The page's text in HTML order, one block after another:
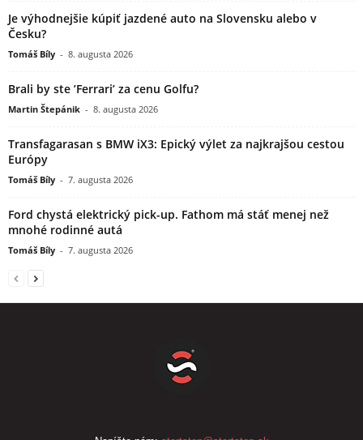
Je výhodnejšie kúpiť jazdené auto na Slovensku alebo v
Česku?
Tomáš Bíly - 8. augusta 2026
Brali by ste ’Ferrari’ za cenu Golfu?
Martin Štepánik - 8. augusta 2026
Transfagarasan s BMW iX3: Epický výlet za najkrajšou cestou
Európy
Tomáš Bíly - 7. augusta 2026
Ford chystá elektrický pick-up. Fathom má stáť menej než
mnohé rodinné autá
Tomáš Bíly - 7. augusta 2026